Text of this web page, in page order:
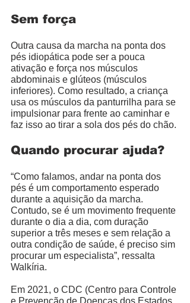
Sem força
Outra causa da marcha na ponta dos
pés idiopática pode ser a pouca
ativação e força nos músculos
abdominais e glúteos (músculos
inferiores). Como resultado, a criança
usa os músculos da panturrilha para se
impulsionar para frente ao caminhar e
faz isso ao tirar a sola dos pés do chão.
Quando procurar ajuda?
“Como falamos, andar na ponta dos
pés é um comportamento esperado
durante a aquisição da marcha.
Contudo, se é um movimento frequente
durante o dia a dia, com duração
superior a três meses e sem relação a
outra condição de saúde, é preciso sim
procurar um especialista”, ressalta
Walkíria.
Em 2021, o CDC (Centro para Controle
e Prevenção de Doenças dos Estados